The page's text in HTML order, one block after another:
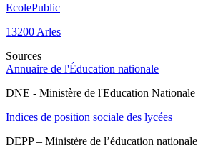
EcolePublic
13200 Arles
Sources
Annuaire de l'Éducation nationale
DNE - Ministère de l'Education Nationale
Indices de position sociale des lycées
DEPP – Ministère de l’éducation nationale